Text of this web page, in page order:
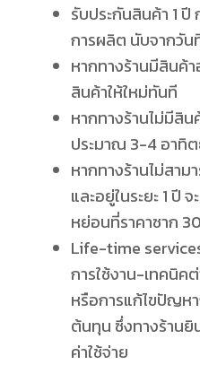
เชี่ย
ด้าน
บ้าน
อัจฉ
ให้
คำ
ปรึก
รับประกันสินค้า 1
การผลิต นับจากวัน
หากทางร้านมีสินค้
สินค้าให้ใหม่ทันที
หากทางร้านไม่มีสิน
ประมาณ 3-4 อาทิต
หากทางร้านไม่สา
และอยู่ในระยะ 1 ปี
หย่อนที่ราคาซาก
Life-time
การใช้งาน-เทคนิค
หรือการแก้ไขปัญห
ต้นทุน ซึ่งทางร้านยิ
ค่าใช้จ่าย